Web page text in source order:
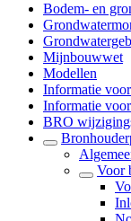
Bodem- en
Mijnbouwwet
Modellen
Informatie
Informatie
BRO
Voor